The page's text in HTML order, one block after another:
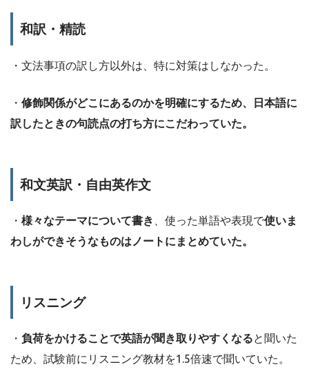
和訳・精読
・文法事項の訳し方以外は、特に対策はしなかった。
・ 修飾関係がどこにあるのかを明確にするため、日本語に
訳したときの句読点の打ち方にこだわっていた。
和文英訳・自由英作文
・ 様々なテーマについて書き 、使った単語や表現で使いま
わしができそうなものはノートにまとめていた。
リスニング
・ 負荷をかけることで英語が聞き取りやすくなると聞いた
ため、試験前にリスニング教材を1.5倍速で聞いていた。